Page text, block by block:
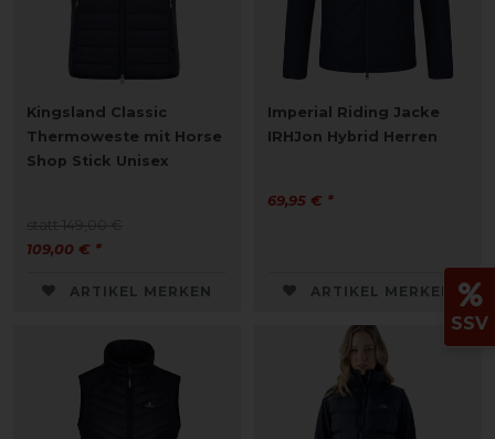
Kingsland Classic
Thermoweste mit Horse
Shop Stick Unisex
109,00 € *
ARTIKEL MERKEN
Imperial Riding Jacke
IRHJon Hybrid Herren
69,95 € *
ARTIKEL MERKEN
SSV